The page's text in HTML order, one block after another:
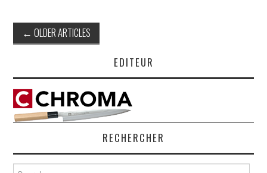
Post
navigation
← OLDER ARTICLES
EDITEUR
RECHERCHER